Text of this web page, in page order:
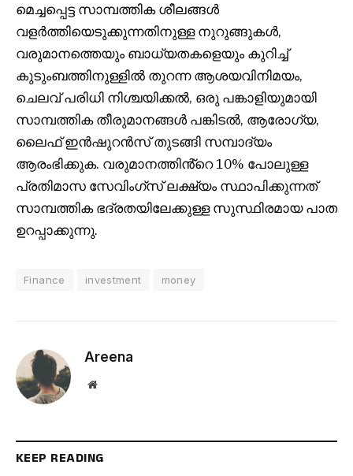
മെച്ചപ്പെട്ട സാമ്പത്തിക ശീലങ്ങൾ
വളർത്തിയെടുക്കുന്നതിനുള്ള നുറുങ്ങുകൾ,
വരുമാനത്തെയും ബാധ്യതകളെയും കുറിച്ച്
കുടുംബത്തിനുള്ളിൽ തുറന്ന ആശയവിനിമയം,
ചെലവ് പരിധി നിശ്ചയിക്കൽ, ഒരു പങ്കാളിയുമായി
സാമ്പത്തിക തീരുമാനങ്ങൾ പങ്കിടൽ, ആരോഗ്യ,
ലൈഫ് ഇൻഷുറൻസ് തുടങ്ങി സമ്പാദ്യം
ആരംഭിക്കുക. വരുമാനത്തിൻ്റെ 10% പോലുള്ള
പ്രതിമാസ സേവിംഗ്സ് ലക്ഷ്യം സ്ഥാപിക്കുന്നത്
സാമ്പത്തിക ഭദ്രതയിലേക്കുള്ള സുസ്ഥിരമായ പാത
ഉറപ്പാക്കുന്നു.
Finance investment money
Areena
Website
KEEP READING